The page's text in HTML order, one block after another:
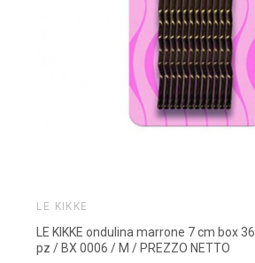
LE KIKKE
LE KIKKE ondulina marrone 7 cm box 36
pz / BX 0006 / M / PREZZO NETTO